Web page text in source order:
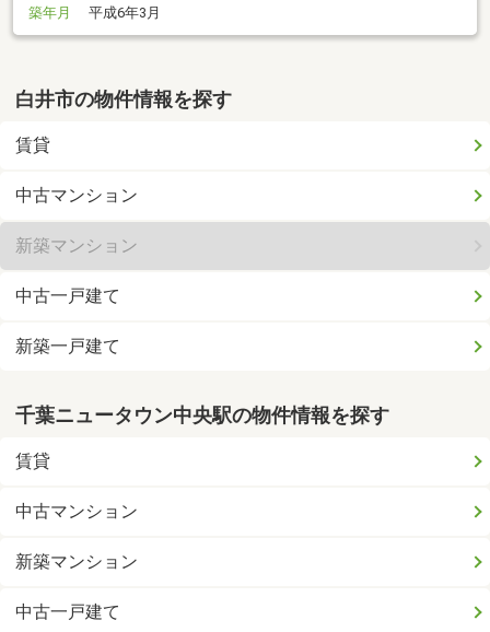
築年月
平成6年3月
白井市の物件情報を探す
賃貸
中古マンション
新築マンション
中古一戸建て
新築一戸建て
千葉ニュータウン中央駅の物件情報を探す
賃貸
中古マンション
新築マンション
中古一戸建て